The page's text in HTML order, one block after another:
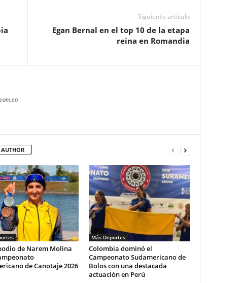
Siguiente artículo
Egan Bernal en el top 10 de la etapa
reina en Romandia
de Narem Molina
de Canotaje 2026
Más Deportes
Colombia dominó el
Campeonato Sudamericano de
Bolos con una destacada
actuación en Perú